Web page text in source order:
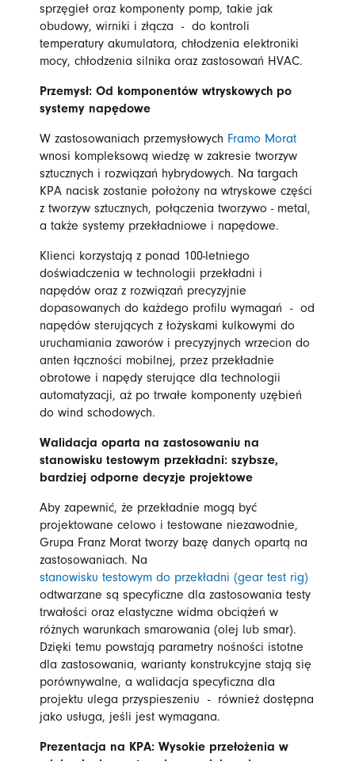
sprzęgieł oraz komponenty pomp, takie jak
obudowy, wirniki i złącza - do kontroli
temperatury akumulatora, chłodzenia elektroniki
mocy, chłodzenia silnika oraz zastosowań HVAC.
Przemysł: Od komponentów wtryskowych po
systemy napędowe
W zastosowaniach przemysłowych Framo Morat
wnosi kompleksową wiedzę w zakresie tworzyw
sztucznych i rozwiązań hybrydowych. Na targach
KPA nacisk zostanie położony na wtryskowe części
z tworzyw sztucznych, połączenia tworzywo - metal,
a także systemy przekładniowe i napędowe.
Klienci korzystają z ponad 100-letniego
doświadczenia w technologii przekładni i
napędów oraz z rozwiązań precyzyjnie
dopasowanych do każdego profilu wymagań - od
napędów sterujących z łożyskami kulkowymi do
uruchamiania zaworów i precyzyjnych wrzecion do
anten łączności mobilnej, przez przekładnie
obrotowe i napędy sterujące dla technologii
automatyzacji, aż po trwałe komponenty uzębień
do wind schodowych.
Walidacja oparta na zastosowaniu na
stanowisku testowym przekładni: szybsze,
bardziej odporne decyzje projektowe
Aby zapewnić, że przekładnie mogą być
projektowane celowo i testowane niezawodnie,
Grupa Franz Morat tworzy bazę danych opartą na
zastosowaniach. Na
stanowisku testowym do przekładni (gear test rig)
odtwarzane są specyficzne dla zastosowania testy
trwałości oraz elastyczne widma obciążeń w
różnych warunkach smarowania (olej lub smar).
Dzięki temu powstają parametry nośności istotne
dla zastosowania, warianty konstrukcyjne stają się
porównywalne, a walidacja specyficzna dla
projektu ulega przyspieszeniu - również dostępna
jako usługa, jeśli jest wymagana.
Prezentacja na KPA: Wysokie przełożenia w